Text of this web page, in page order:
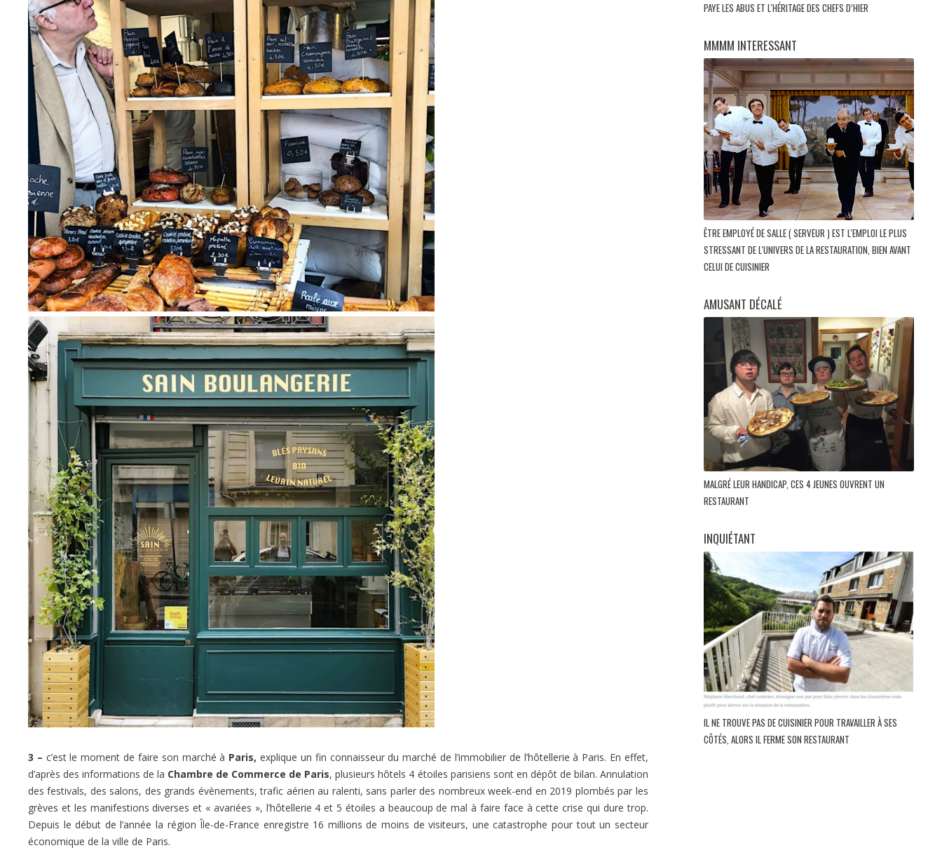
3 – c’est le moment de faire son marché à Paris, explique un fin connaisseur du marché de l’immobilier de l’hôtellerie à Paris. En effet,
d’après des informations de la Chambre de Commerce de Paris, plusieurs hôtels 4 étoiles parisiens sont en dépôt de bilan. Annulation
des festivals, des salons, des grands évènements, trafic aérien au ralenti, sans parler des nombreux week-end en 2019 plombés par les
grèves et les manifestions diverses et « avariées », l’hôtellerie 4 et 5 étoiles a beaucoup de mal à faire face à cette crise qui dure trop.
Depuis le début de l’année la région Île-de-France enregistre 16 millions de moins de visiteurs, une catastrophe pour tout un secteur
économique de la ville de Paris.
PAYE LES ABUS ET L'HÉRITAGE DES CHEFS D’HIER
MMMM INTERESSANT
ÊTRE EMPLOYÉ DE SALLE ( SERVEUR ) EST L'EMPLOI LE PLUS
STRESSANT DE L'UNIVERS DE LA RESTAURATION, BIEN AVANT
CELUI DE CUISINIER
AMUSANT DÉCALÉ
MALGRÉ LEUR HANDICAP, CES 4 JEUNES OUVRENT UN
RESTAURANT
INQUIÉTANT
IL NE TROUVE PAS DE CUISINIER POUR TRAVAILLER À SES
CÔTÉS, ALORS IL FERME SON RESTAURANT